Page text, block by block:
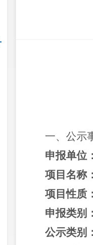
一、公示
申报单位
项目名称
项目性质
申报类别
公示类别